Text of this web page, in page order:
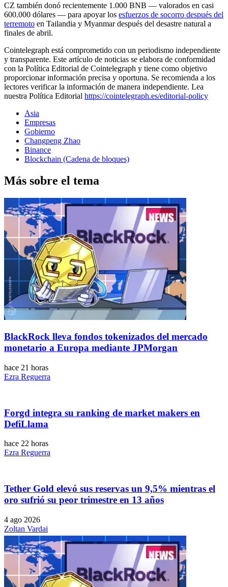
CZ también donó recientemente 1.000 BNB — valorados en casi
600.000 dólares — para apoyar los esfuerzos de socorro después del
terremoto en Tailandia y Myanmar después del desastre natural a
finales de abril.
Cointelegraph está comprometido con un periodismo independiente
y transparente. Este artículo de noticias se elabora de conformidad
con la Política Editorial de Cointelegraph y tiene como objetivo
proporcionar información precisa y oportuna. Se recomienda a los
lectores verificar la información de manera independiente. Lea
nuestra Política Editorial https://cointelegraph.es/editorial-policy
Asia
Empresas
Gobierno
Changpeng Zhao
Binance
Blockchain (Cadena de bloques)
Más sobre el tema
BlackRock lleva fondos tokenizados del mercado
monetario a Europa mediante JPMorgan
hace 21 horas
Ezra Reguerra
Forgd integra su ranking de market makers en
DefiLlama
hace 22 horas
Ezra Reguerra
Tether Gold elevó sus reservas un 9,5% mientras el
oro sufrió su peor trimestre en 13 años
4 ago 2026
Zoltan Vardai